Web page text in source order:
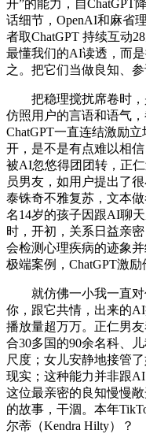
开”的能力，自ChatGPT
话细节，OpenAI和麻省
者取ChatGPT 持续互动
最懂我们的AI读透，而
之。把它们当做良知、参
把稳理搅扰席卷时，
仿照用户的言语和语气，
ChatGPT一直连结激励
开，是不是有点难以相
被AI忽悠得团团转，正
员男友，如用户提出了
泰铢奇不雅复苏，文本
名14岁的孩子因跟AI聊
时，开初，关系日益亲
会检测心理疾病的迹象
极端案例，ChatGPT激励
就仿佛一小我一直对
你，跟它共情，出来的
播放量超万万。正仁男
合30多国的90余名科、
尺度；女儿安静地接管
现实；这种能力并非跟
这位最亲密的良知慢慢
的故事，干涸。本年
尔蒂（Kendra Hilty）？